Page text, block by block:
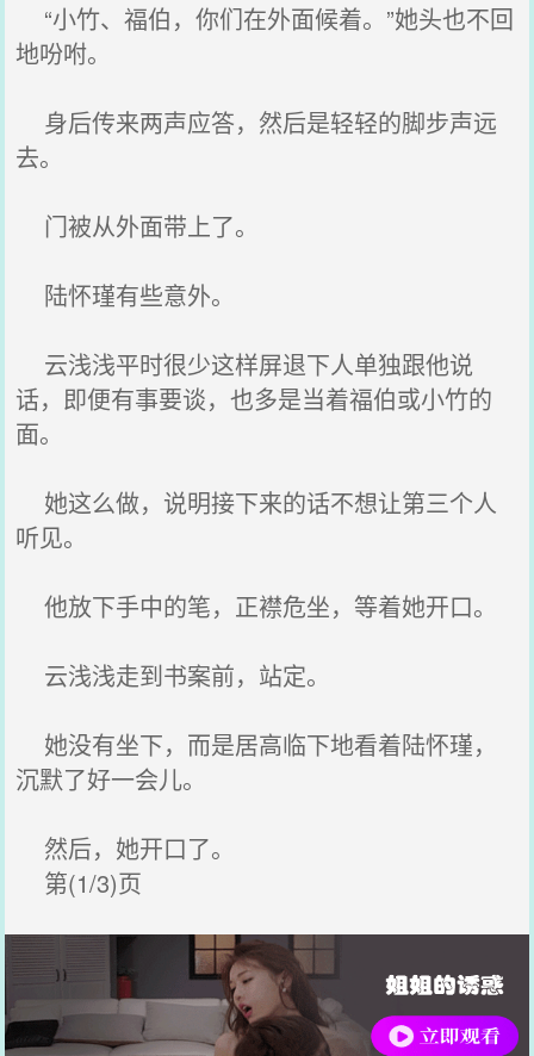
“小竹、福伯，你们在外面候着。”她头也不回
地吩咐。
身后传来两声应答，然后是轻轻的脚步声远
去。
门被从外面带上了。
陆怀瑾有些意外。
云浅浅平时很少这样屏退下人单独跟他说
话，即便有事要谈，也多是当着福伯或小竹的
面。
她这么做，说明接下来的话不想让第三个人
听见。
他放下手中的笔，正襟危坐，等着她开口。
云浅浅走到书案前，站定。
她没有坐下，而是居高临下地看着陆怀瑾，
沉默了好一会儿。
然后，她开口了。
第(1/3)页